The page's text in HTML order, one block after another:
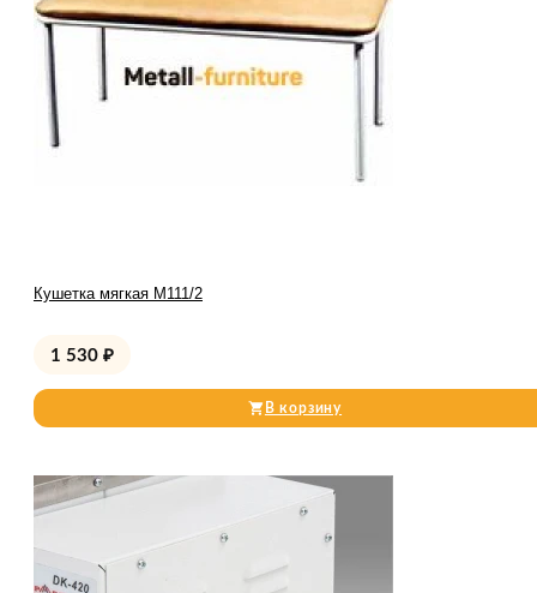
Кушетка мягкая М111/2
1 530 ₽
В корзину